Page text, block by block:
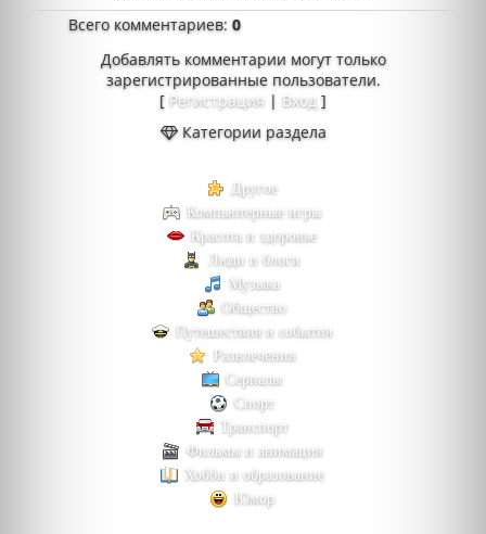
Всего комментариев:0
Добавлять комментарии могут только
зарегистрированные пользователи.
[ Регистрация | Вход ]
Категории раздела
Другое
Компьютерные игры
Красота и здоровье
Люди и блоги
Музыка
Общество
Путешествия и события
Развлечения
Сериалы
Спорт
Транспорт
Фильмы и анимация
Хобби и образование
Юмор